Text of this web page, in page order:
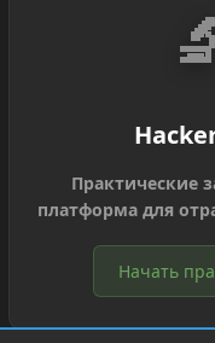
🔬
Практические
платформа для
Начать